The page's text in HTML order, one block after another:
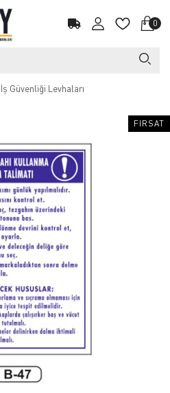
0
İş Güvenliği Levhaları
FIRSAT